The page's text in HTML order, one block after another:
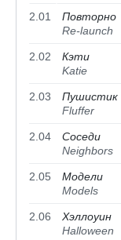
2.01
Повторно
Re-launch
2.02
Кэти
Katie
2.03
Пушистик
Fluffer
2.04
Соседи
Neighbors
2.05
Модели
Models
2.06
Хэллоуин
Halloween